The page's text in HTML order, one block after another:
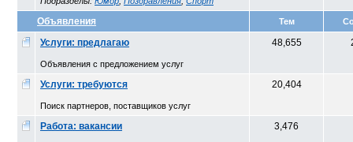
Объявления Тем
Услуги: предлагаю
Объявления с предложением услуг
48,655
Услуги: требуются
Поиск партнеров, поставщиков услуг
20,404
Работа: вакансии 3,476